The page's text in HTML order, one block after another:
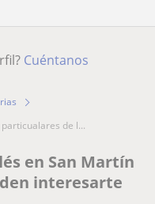
Cuéntanos
de l...
en San Martín
interesarte